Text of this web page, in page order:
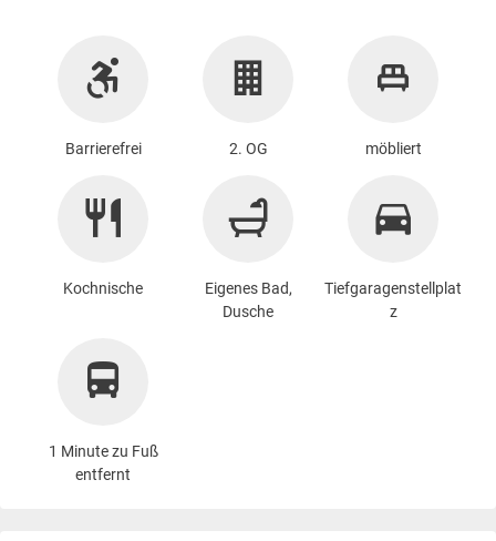
Barrierefrei 2. OG möbliert
Kochnische
Eigenes Bad,
Dusche
Tiefgaragenstellplat
z
1 Minute zu Fuß
entfernt